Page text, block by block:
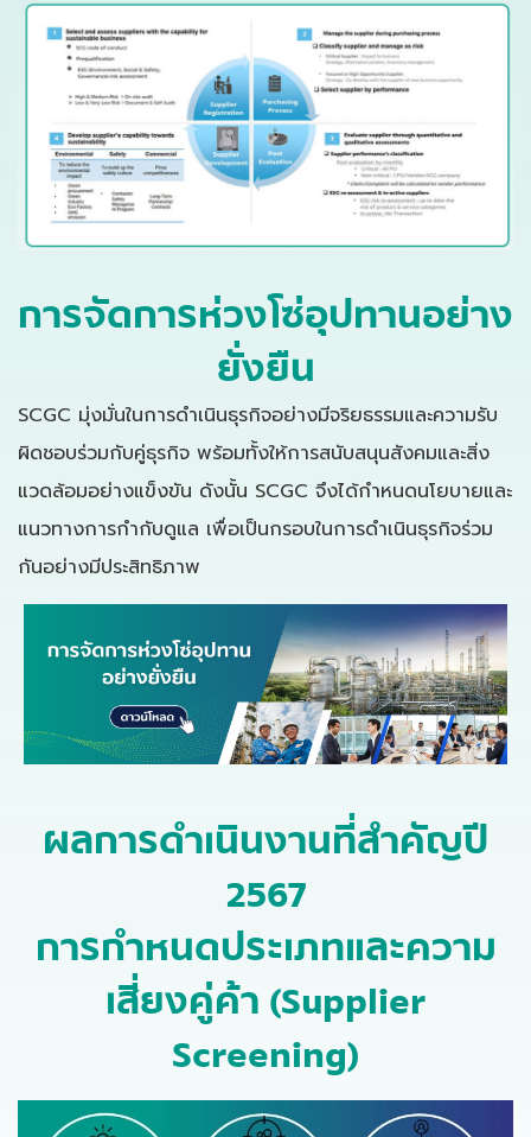
การจัดการห่วงโซ่อุปทานอย่าง
ยั่งยืน
SCGC มุ่งมั่นในการดำเนินธุรกิจอย่างมีจริยธรรมและความรับ
ผิดชอบร่วมกับคู่ธุรกิจ พร้อมทั้งให้การสนับสนุนสังคมและสิ่ง
แวดล้อมอย่างแข็งขัน ดังนั้น SCGC จึงได้กำหนดนโยบายและ
แนวทางการกำกับดูแล เพื่อเป็นกรอบในการดำเนินธุรกิจร่วม
กันอย่างมีประสิทธิภาพ
ผลการดำเนินงานที่สำคัญปี
2567
การกำหนดประเภทและความ
เสี่ยงคู่ค้า (Supplier
Screening)